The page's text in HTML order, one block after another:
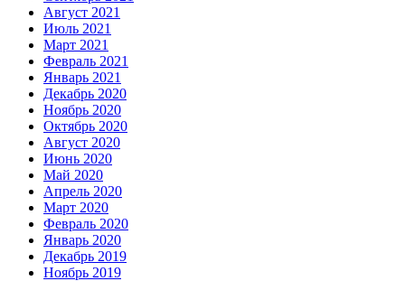
Август 2021
Июль 2021
Март 2021
Февраль 2021
Январь 2021
Декабрь 2020
Ноябрь 2020
Октябрь 2020
Август 2020
Июнь 2020
Май 2020
Апрель 2020
Март 2020
Февраль 2020
Январь 2020
Декабрь 2019
Ноябрь 2019